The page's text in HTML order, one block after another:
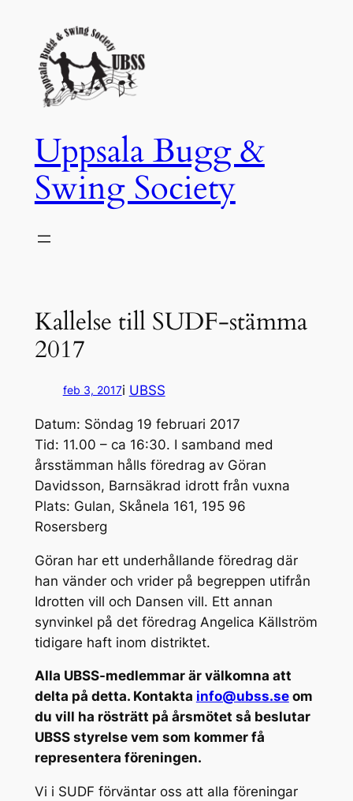
innehåll
Uppsala Bugg &
Swing Society
Kallelse till SUDF-stämma
2017
feb 3, 2017i UBSS
Datum: Söndag 19 februari 2017
Tid: 11.00 – ca 16:30. I samband med
årsstämman hålls föredrag av Göran
Davidsson, Barnsäkrad idrott från vuxna
Plats: Gulan, Skånela 161, 195 96
Rosersberg
Göran har ett underhållande föredrag där
han vänder och vrider på begreppen utifrån
Idrotten vill och Dansen vill. Ett annan
synvinkel på det föredrag Angelica Källström
tidigare haft inom distriktet.
Alla UBSS-medlemmar är välkomna att
delta på detta. Kontakta info@ubss.seom
du vill ha rösträtt på årsmötet så beslutar
UBSS styrelse vem som kommer få
representera föreningen.
Vi i SUDF förväntar oss att alla föreningar